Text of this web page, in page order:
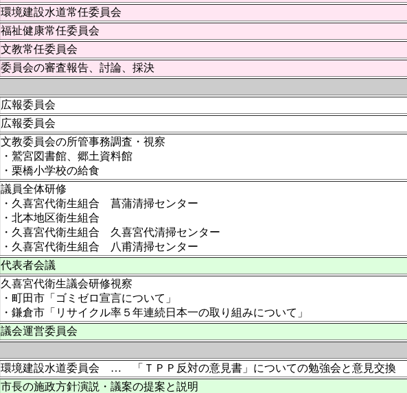
環境建設水道常任委員会
福祉健康常任委員会
文教常任委員会
委員会の審査報告、討論、採決
広報委員会
広報委員会
文教委員会の所管事務調査・視察
・鷲宮図書館、郷土資料館
・栗橋小学校の給食
議員全体研修
・久喜宮代衛生組合 菖蒲清掃センター
・北本地区衛生組合
・久喜宮代衛生組合 久喜宮代清掃センター
・久喜宮代衛生組合 八甫清掃センター
代表者会議
久喜宮代衛生議会研修視察
・町田市「ゴミゼロ宣言について」
・鎌倉市「リサイクル率５年連続日本一の取り組みについて」
議会運営委員会
環境建設水道委員会 … 「ＴＰＰ反対の意見書」についての勉強会と意見交換
市長の施政方針演説・議案の提案と説明